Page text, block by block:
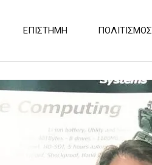
ΕΠΙΣΤΗΜΗ ΠΟΛΙΤΙΣΜΟΣ